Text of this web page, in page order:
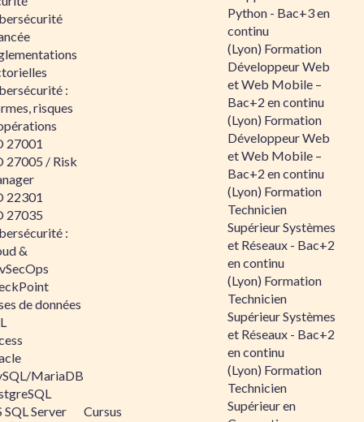
:
risques
27001
27005 / Risk
22301
27035
:
&
de données
MariaDB
SQL Server
Cursus
Python - Bac+3 en
continu
(Lyon) Formation
Développeur Web
et Web Mobile –
Bac+2 en continu
(Lyon) Formation
Développeur Web
et Web Mobile –
Bac+2 en continu
(Lyon) Formation
Technicien
Supérieur Systèmes
et Réseaux - Bac+2
en continu
(Lyon) Formation
Technicien
Supérieur Systèmes
et Réseaux - Bac+2
en continu
(Lyon) Formation
Technicien
Supérieur en